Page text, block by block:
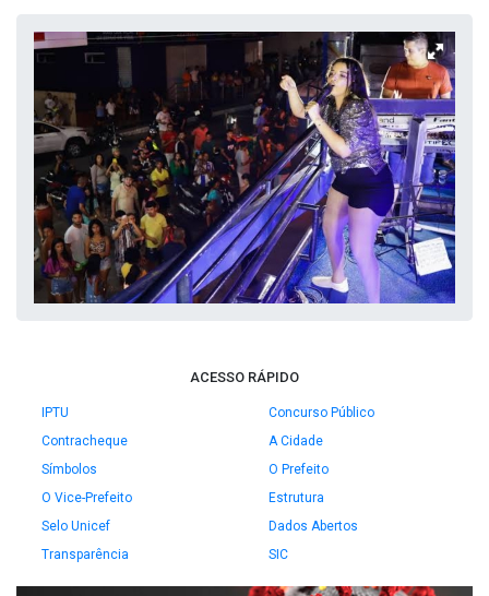
ACESSO RÁPIDO
IPTU
Concurso Público
Contracheque
A Cidade
Símbolos
O Prefeito
O Vice-Prefeito
Estrutura
Selo Unicef
Dados Abertos
Transparência
SIC